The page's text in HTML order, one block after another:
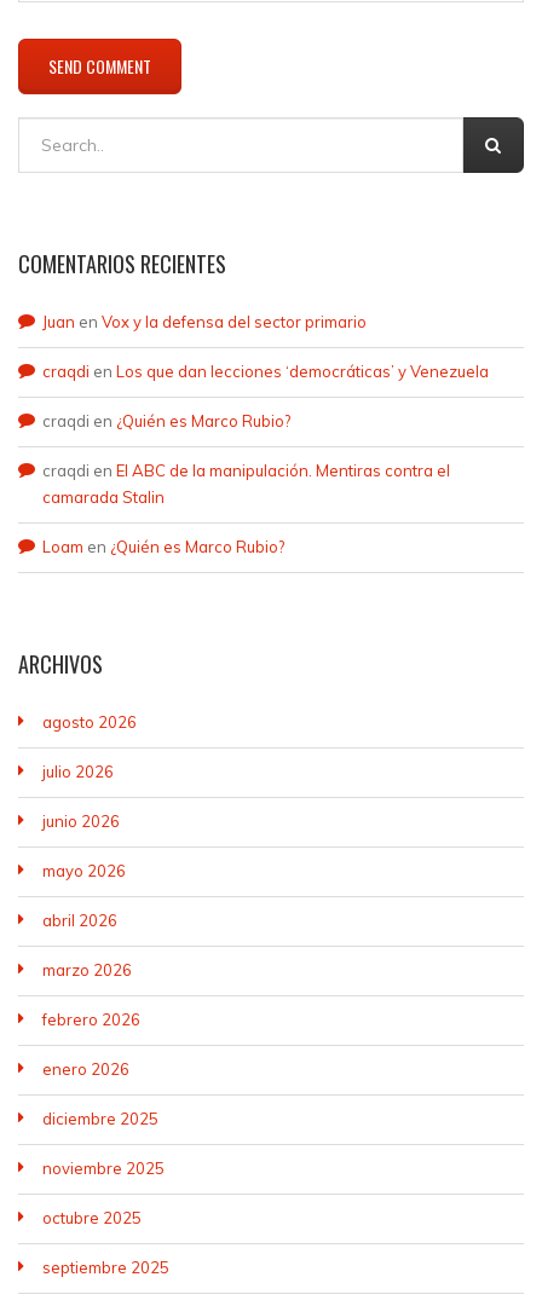
COMENTARIOS RECIENTES
Juan en Vox y la defensa del sector primario
craqdi en Los que dan lecciones ‘democráticas’ y Venezuela
craqdi en ¿Quién es Marco Rubio?
craqdi en El ABC de la manipulación. Mentiras contra el
camarada Stalin
Loam en ¿Quién es Marco Rubio?
ARCHIVOS
agosto 2026
julio 2026
junio 2026
mayo 2026
abril 2026
marzo 2026
febrero 2026
enero 2026
diciembre 2025
noviembre 2025
octubre 2025
septiembre 2025